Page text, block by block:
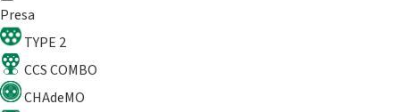
Presa
TYPE 2
CCS COMBO
CHAdeMO